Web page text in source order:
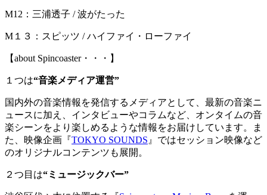
M12：三浦透子 / 波がたった
M１３：スピッツ / ハイファイ・ローファイ
【about Spincoaster・・・】
１つは“音楽メディア運営”
国内外の音楽情報を発信するメディアとして、最新の音楽ニ
ュースに加え、インタビューやコラムなど、オンタイムの音
楽シーンをより楽しめるような情報をお届けしています。ま
た、映像企画『TOKYO SOUNDS 』ではセッション映像など
のオリジナルコンテンツも展開。
２つ目は“ミュージックバー”